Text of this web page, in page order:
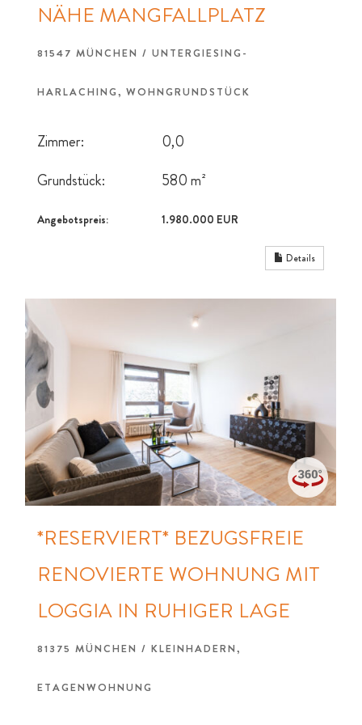
NÄHE MANGFALLPLATZ
81547 MÜNCHEN / UNTERGIESING-
HARLACHING, WOHNGRUNDSTÜCK
Zimmer:
0,0
Grundstück:
580 m²
Angebotspreis: 1.980.000 EUR
Details
*RESERVIERT* BEZUGSFREIE
RENOVIERTE WOHNUNG MIT
LOGGIA IN RUHIGER LAGE
81375 MÜNCHEN / KLEINHADERN,
ETAGENWOHNUNG